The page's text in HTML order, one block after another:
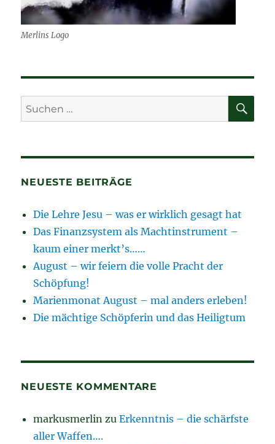
Merlins Logo
Suchen
nach:
NEUESTE BEITRÄGE
Die Lehre Jesu – was er wirklich gesagt hat
Das Finanzsystem als Machtinstrument –
kaum einer merkt’s……
August – wir feiern die volle Pracht der
Schöpfung!
Marienmonat August – mal anders erleben!
Die mächtige Schöpferin und das Heiligtum
NEUESTE KOMMENTARE
markusmerlin zuErkenntnis – die schärfste
aller Waffen….